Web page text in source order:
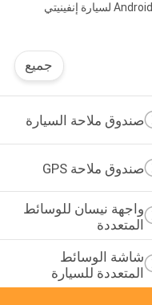
Android Auto Car Mirroring Carplay Interface لسيارة إنفينيتي
جميع
صندوق ملاحة السيارة
صندوق ملاحة GPS
واجهة نيسان للوسائط
المتعددة
شاشة الوسائط
المتعددة للسيارة